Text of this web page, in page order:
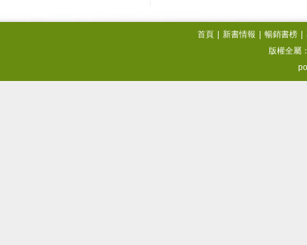
首頁 新書情報 暢銷書榜
版權全屬